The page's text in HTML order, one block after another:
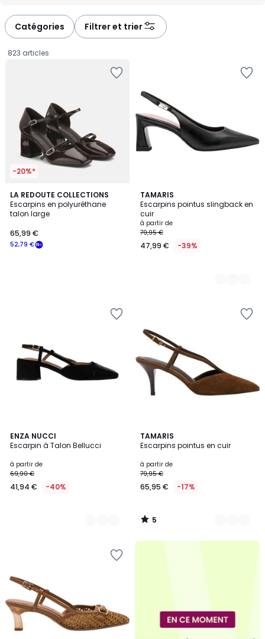
Catégories Filtrer et trier
823 articles
-20%*
LA REDOUTE COLLECTIONS
Escarpins en polyuréthane
talon large
€
souscrivez
place
52,79
52,79 €
65,99 €
TAMARIS
Escarpins pointus slingback en
cuir
à partir de
79,95 €
47,99 € -39%
2
Couleurs
ENZA NUCCI
Escarpin à Talon Bellucci
à partir de
69,90 €
41,94 € -40%
2
Couleurs
TAMARIS
Escarpins pointus en cuir
à partir de
79,95 €
65,95 € -17%
5
/
2
Couleurs
5
/